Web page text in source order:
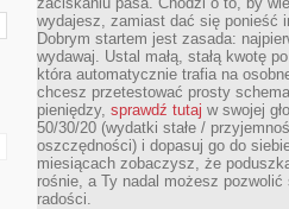
wydajesz, zamiast dać się ponieść
Dobrym startem jest zasada:
wydawaj. Ustal małą, stałą kwotę
która automatycznie trafia na
chcesz przetestować prosty
pieniędzy, sprawdź tutaj w swojej
50/30/20 (wydatki stałe /
oszczędności) i dopasuj go do
miesiącach zobaczysz, że
rośnie, a Ty nadal możesz pozwolić
radości.